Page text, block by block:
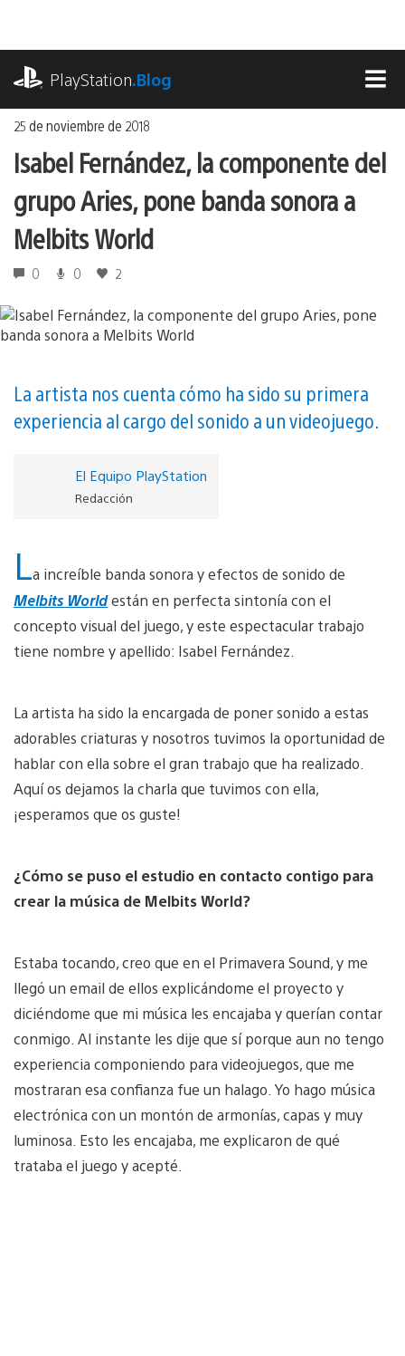
contenido
PlayStation.Blog
25 de noviembre de 2018
Isabel Fernández, la componente del
grupo Aries, pone banda sonora a
Melbits World
0 0 2
La artista nos cuenta cómo ha sido su primera
experiencia al cargo del sonido a un videojuego.
El Equipo PlayStation
Redacción
La increíble banda sonora y efectos de sonido de
Melbits Worldestán en perfecta sintonía con el
concepto visual del juego, y este espectacular trabajo
tiene nombre y apellido: Isabel Fernández.
La artista ha sido la encargada de poner sonido a estas
adorables criaturas y nosotros tuvimos la oportunidad de
hablar con ella sobre el gran trabajo que ha realizado.
Aquí os dejamos la charla que tuvimos con ella,
¡esperamos que os guste!
¿Cómo se puso el estudio en contacto contigo para
crear la música de Melbits World?
Estaba tocando, creo que en el Primavera Sound, y me
llegó un email de ellos explicándome el proyecto y
diciéndome que mi música les encajaba y querían contar
conmigo. Al instante les dije que sí porque aun no tengo
experiencia componiendo para videojuegos, que me
mostraran esa confianza fue un halago. Yo hago música
electrónica con un montón de armonías, capas y muy
luminosa. Esto les encajaba, me explicaron de qué
trataba el juego y acepté.